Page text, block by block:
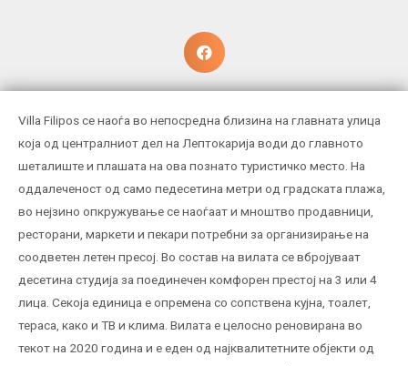
Villa Filipos се наоѓа во непосредна близина на главната улица
која од централниот дел на Лептокарија води до главното
шеталиште и плашата на ова познато туристичко место. На
оддалеченост од само педесетина метри од градската плажа,
во нејзино опкружување се наоѓаат и мноштво продавници,
ресторани, маркети и пекари потребни за организирање на
соодветен летен пресој. Во состав на вилата се вбројуваат
десетина студија за поединечен комфорен престој на 3 или 4
лица. Секоја единица е опремена со сопствена кујна, тоалет,
тераса, како и ТВ и клима. Вилата е целосно реновирана во
текот на 2020 година и е еден од најквалитетните објекти од